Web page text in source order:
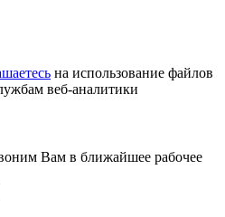
на использование файлов
веб-аналитики
Вам в ближайшее рабочее